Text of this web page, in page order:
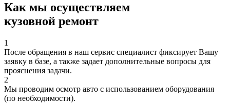
Как мы осуществляем
кузовной ремонт
1
После обращения в наш сервис специалист фиксирует Вашу
заявку в базе, а также задает дополнительные вопросы для
прояснения задачи.
2
Мы проводим осмотр авто с использованием оборудования
(по необходимости).